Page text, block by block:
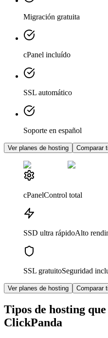
Migración gratuita
cPanel incluído
SSL automático
Soporte en español
Ver planes de hosting Comparar
cPanelControl total
SSD ultra rápidoAlto
SSL gratuitoSeguridad
Ver planes de hosting Comparar
Tipos de hosting
ClickPanda